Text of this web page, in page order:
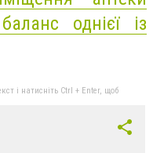
однієї із
і натисніть Ctrl + Enter, щоб